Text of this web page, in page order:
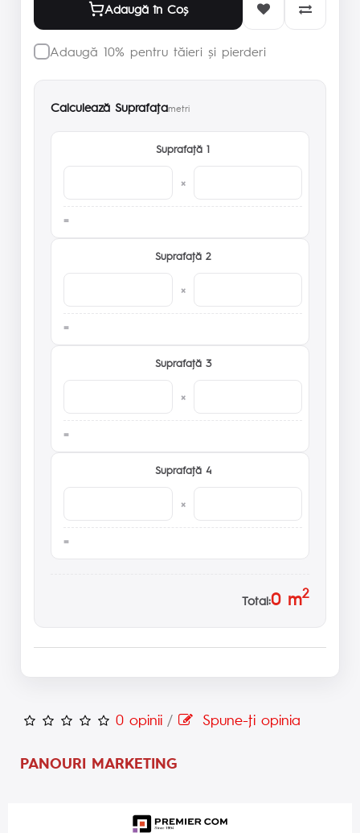
Adaugă în Coş
Adaugă 10% pentru tăieri și pierderi
Calculează Suprafaţametri
Suprafaţă 1
×
Suprafaţă 2
×
Suprafaţă 3
×
Suprafaţă 4
×
Total:0m2
0 opinii / Spune-ţi opinia
PANOURI MARKETING